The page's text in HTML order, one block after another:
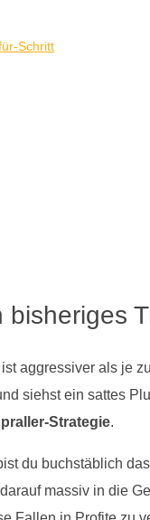
Schritt
bisheriges
aggressiver als je
siehst ein sattes
Strategie.
du buchstäblich
massiv in die